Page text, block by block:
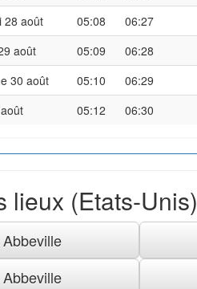
28 août
05:08 06:27
août
05:09 06:28
30 août
05:10 06:29
05:12 06:30
lieux (Etats-Unis)
Abbeville
Abbeville